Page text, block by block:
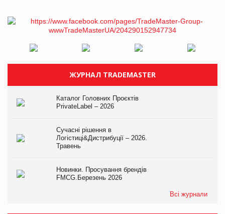
ЖУРНАЛ TRADEMASTER
Каталог Головних Проєктів
PrivateLabel – 2026
Сучасні рішення в
Логістиці&Дистрибуції – 2026.
Травень
Новинки. Просування брендів
FMCG.Березень 2026
Всі журнали